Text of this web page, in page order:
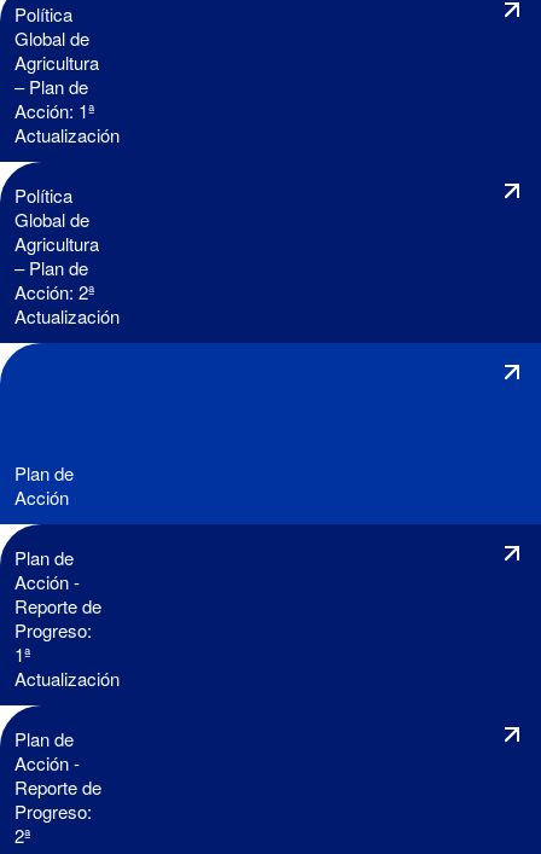
Política
Global de
Agricultura
– Plan de
Acción: 1ª
Actualización
Política
Global de
Agricultura
– Plan de
Acción: 2ª
Actualización
Plan de
Acción
Plan de
Acción -
Reporte de
Progreso:
1ª
Actualización
Plan de
Acción -
Reporte de
Progreso:
2ª